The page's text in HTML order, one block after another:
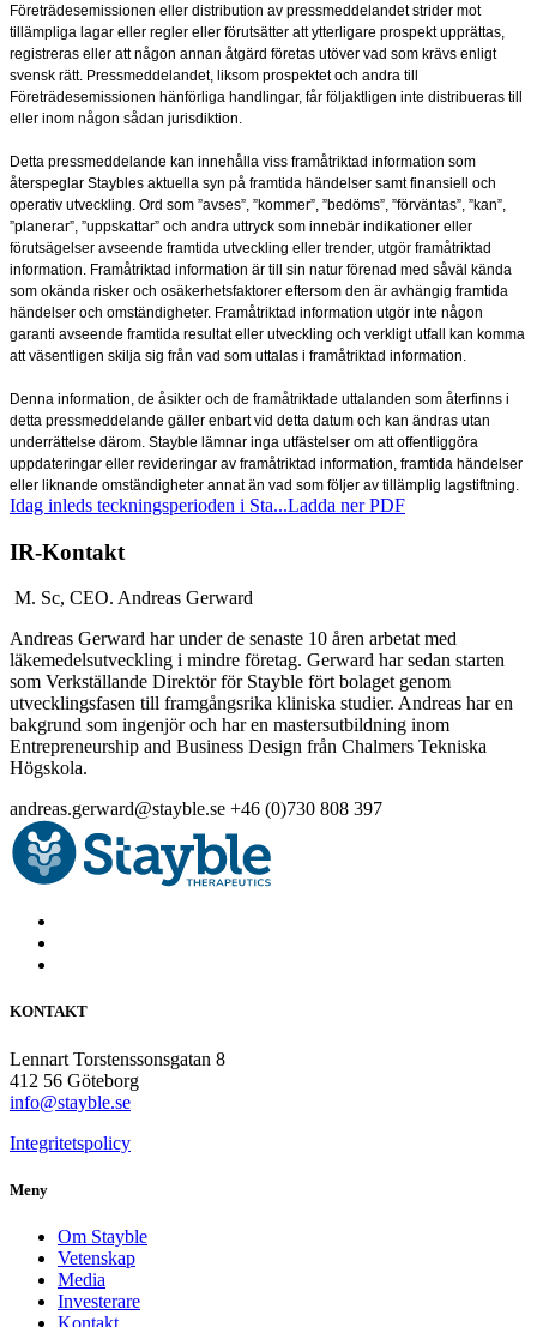
Företrädesemissionen eller distribution av pressmeddelandet strider mot
tillämpliga lagar eller regler eller förutsätter att ytterligare prospekt upprättas,
registreras eller att någon annan åtgärd företas utöver vad som krävs enligt
svensk rätt. Pressmeddelandet, liksom prospektet och andra till
Företrädesemissionen hänförliga handlingar, får följaktligen inte distribueras till
eller inom någon sådan jurisdiktion.
Detta pressmeddelande kan innehålla viss framåtriktad information som
återspeglar Staybles aktuella syn på framtida händelser samt finansiell och
operativ utveckling. Ord som ”avses”, ”kommer”, ”bedöms”, ”förväntas”, ”kan”,
”planerar”, ”uppskattar” och andra uttryck som innebär indikationer eller
förutsägelser avseende framtida utveckling eller trender, utgör framåtriktad
information. Framåtriktad information är till sin natur förenad med såväl kända
som okända risker och osäkerhetsfaktorer eftersom den är avhängig framtida
händelser och omständigheter. Framåtriktad information utgör inte någon
garanti avseende framtida resultat eller utveckling och verkligt utfall kan komma
att väsentligen skilja sig från vad som uttalas i framåtriktad information.
Denna information, de åsikter och de framåtriktade uttalanden som återfinns i
detta pressmeddelande gäller enbart vid detta datum och kan ändras utan
underrättelse därom. Stayble lämnar inga utfästelser om att offentliggöra
uppdateringar eller revideringar av framåtriktad information, framtida händelser
eller liknande omständigheter annat än vad som följer av tillämplig lagstiftning.
Idag inleds teckningsperioden i Sta...Ladda ner PDF
IR-Kontakt
M. Sc, CEO. Andreas Gerward
Andreas Gerward har under de senaste 10 åren arbetat med
läkemedelsutveckling i mindre företag. Gerward har sedan starten
som Verkställande Direktör för Stayble fört bolaget genom
utvecklingsfasen till framgångsrika kliniska studier. Andreas har en
bakgrund som ingenjör och har en mastersutbildning inom
Entrepreneurship and Business Design från Chalmers Tekniska
Högskola.
andreas.gerward@stayble.se +46 (0)730 808 397
KONTAKT
Lennart Torstenssonsgatan 8
412 56 Göteborg
info@stayble.se
Integritetspolicy
Meny
Om Stayble
Vetenskap
Media
Investerare
Kontakt